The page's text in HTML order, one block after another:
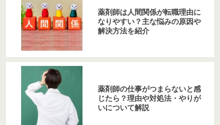
薬剤師は人間関係が転職理由に
なりやすい？主な悩みの原因や
解決方法を紹介
薬剤師の仕事がつまらないと感
じたら？理由や対処法・やりが
いについて解説